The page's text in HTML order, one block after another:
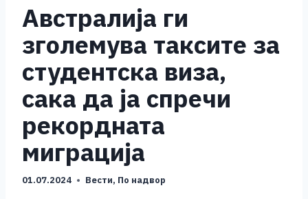
Австралија ги
зголемува таксите за
студентска виза,
сака да ја спречи
рекордната
миграција
01.07.2024 Вести, По надвор